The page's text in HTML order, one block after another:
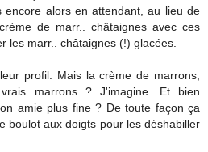
encore alors en attendant, au lieu de
de marr.. châtaignes avec ces
les marr.. châtaignes (!) glacées.
profil. Mais la crème de marrons,
marrons ? J'imagine. Et bien
amie plus fine ? De toute façon ça
boulot aux doigts pour les déshabiller